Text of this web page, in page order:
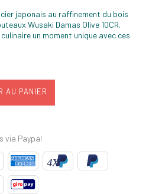
japonais au raffinement du bois
Wusaki Damas Olive 10CR.
un moment unique avec ces
AU PANIER
via Paypal